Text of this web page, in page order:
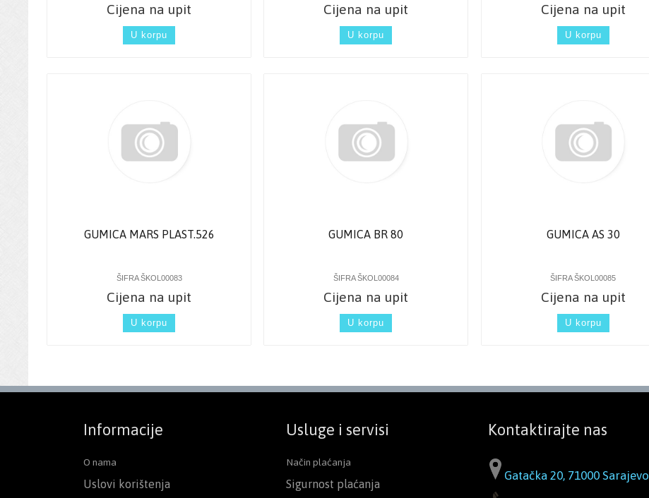
Cijena na upit
U korpu
Cijena na upit
U korpu
Cijena na upit
U korpu
GUMICA MARS PLAST.526
ŠIFRA ŠKOL00083
Cijena na upit
U korpu
GUMICA BR 80
ŠIFRA ŠKOL00084
Cijena na upit
U korpu
GUMICA AS 30
ŠIFRA ŠKOL00085
Cijena na upit
U korpu
Informacije
O nama
Uslovi korištenja
Usluge i servisi
Način plaćanja
Sigurnost plaćanja
Kontaktirajte nas
Gatačka 20, 71000 Sarajevo